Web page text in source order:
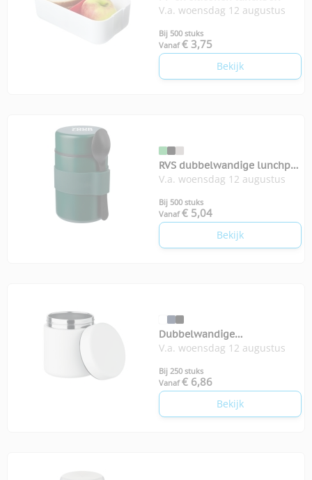
V.a. woensdag 12 augustus
Bij 500 stuks
Vanaf € 3,75
Bekijk
RVS dubbelwandige lunchpot
Niko
V.a. woensdag 12 augustus
Bij 500 stuks
Vanaf € 5,04
Bekijk
Dubbelwandige
lunchcontainer Gosnack
V.a. woensdag 12 augustus
Bij 250 stuks
Vanaf € 6,86
Bekijk